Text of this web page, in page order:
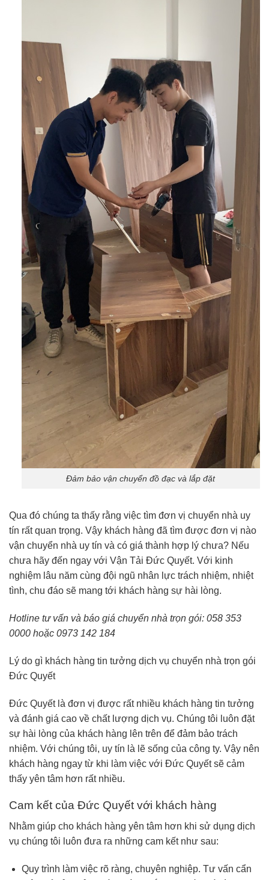
Đảm bảo vận chuyển đồ đạc và lắp đặt
Qua đó chúng ta thấy rằng việc tìm đơn vị chuyển nhà uy
tín rất quan trọng. Vậy khách hàng đã tìm được đơn vị nào
vận chuyển nhà uy tín và có giá thành hợp lý chưa? Nếu
chưa hãy đến ngay với Vận Tải Đức Quyết. Với kinh
nghiệm lâu năm cùng đội ngũ nhân lực trách nhiệm, nhiệt
tình, chu đáo sẽ mang tới khách hàng sự hài lòng.
Hotline tư vấn và báo giá chuyển nhà trọn gói: 058 353
0000 hoặc 0973 142 184
Lý do gì khách hàng tin tưởng dịch vụ chuyển nhà trọn gói
Đức Quyết
Đức Quyết là đơn vị được rất nhiều khách hàng tin tưởng
và đánh giá cao về chất lượng dịch vụ. Chúng tôi luôn đặt
sự hài lòng của khách hàng lên trên để đảm bảo trách
nhiệm. Với chúng tôi, uy tín là lẽ sống của công ty. Vậy nên
khách hàng ngay từ khi làm việc với Đức Quyết sẽ cảm
thấy yên tâm hơn rất nhiều.
Cam kết của Đức Quyết với khách hàng
Nhằm giúp cho khách hàng yên tâm hơn khi sử dụng dịch
vụ chúng tôi luôn đưa ra những cam kết như sau:
Quy trình làm việc rõ ràng, chuyên nghiệp. Tư vấn cẩn